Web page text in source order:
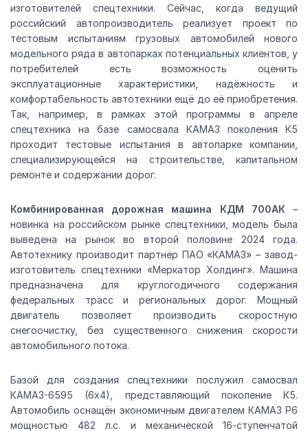
изготовителей спецтехники. Сейчас, когда ведущий
российский автопроизводитель реализует проект по
тестовым испытаниям грузовых автомобилей нового
модельного ряда в автопарках потенциальных клиентов, у
потребителей есть возможность оценить
эксплуатационные характеристики, надёжность и
комфортабельность автотехники ещё до её приобретения.
Так, например, в рамках этой программы в апреле
спецтехника на базе самосвала КАМАЗ поколения К5
проходит тестовые испытания в автопарке компании,
специализирующейся на строительстве, капитальном
ремонте и содержании дорог.
Комбинированная дорожная машина КДМ 700АК–
новинка на российском рынке спецтехники, модель была
выведена на рынок во второй половине 2024 года.
Автотехнику производит партнёр ПАО «КАМАЗ» – завод-
изготовитель спецтехники «Меркатор Холдинг». Машина
предназначена для круглогодичного содержания
федеральных трасс и региональных дорог. Мощный
двигатель позволяет производить скоростную
снегоочистку, без существенного снижения скорости
автомобильного потока.
Базой для создания спецтехники послужил самосвал
КАМАЗ-6595 (6х4), представляющий поколение К5.
Автомобиль оснащён экономичным двигателем КАМАЗ Р6
мощностью 482 л.с. и механической 16-ступенчатой